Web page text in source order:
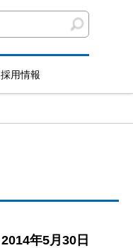
採用情報
2014年5月30日